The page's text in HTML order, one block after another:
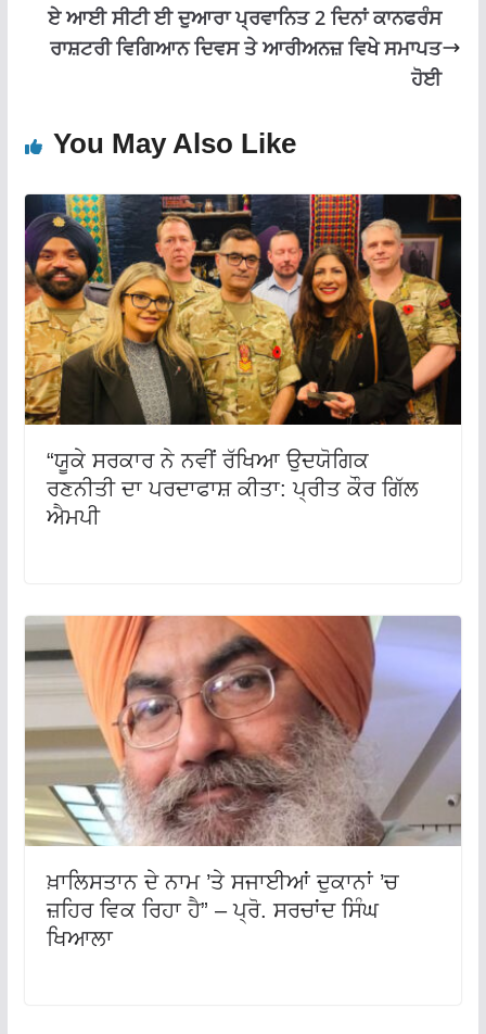
ਏ ਆਈ ਸੀਟੀ ਈ ਦੁਆਰਾ ਪ੍ਰਵਾਨਿਤ 2 ਦਿਨਾਂ ਕਾਨਫਰੰਸ
ਰਾਸ਼ਟਰੀ ਵਿਗਿਆਨ ਦਿਵਸ ਤੇ ਆਰੀਅਨਜ਼ ਵਿਖੇ ਸਮਾਪਤ
ਹੋਈ
You May Also Like
“ਯੂਕੇ ਸਰਕਾਰ ਨੇ ਨਵੀਂ ਰੱਖਿਆ ਉਦਯੋਗਿਕ
ਰਣਨੀਤੀ ਦਾ ਪਰਦਾਫਾਸ਼ ਕੀਤਾ: ਪ੍ਰੀਤ ਕੌਰ ਗਿੱਲ
ਐਮਪੀ
ਖ਼ਾਲਿਸਤਾਨ ਦੇ ਨਾਮ ’ਤੇ ਸਜਾਈਆਂ ਦੁਕਾਨਾਂ ’ਚ
ਜ਼ਹਿਰ ਵਿਕ ਰਿਹਾ ਹੈ” – ਪ੍ਰੋ. ਸਰਚਾਂਦ ਸਿੰਘ
ਖਿਆਲਾ